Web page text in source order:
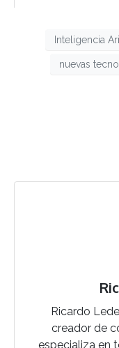
Inteligencia
nuevas
Ricardo
creador de
especializa en